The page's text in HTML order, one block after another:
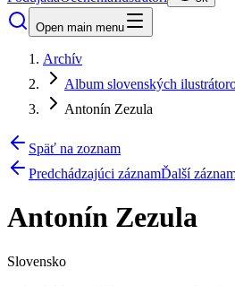
Open main menu
Archív
Album slovenských
Antonín Zezula
Späť na zoznam
Predchádzajúci záznamĎalší
Antonín Zezula
Slovensko